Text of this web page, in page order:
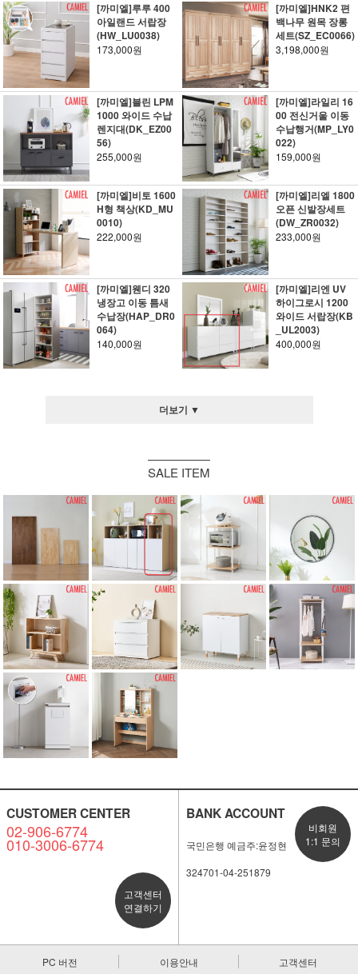
[까미엘]루루 400
아일랜드 서랍장
(HW_LU0038)
173,000원
[까미엘]HNK2 편
백나무 원목 장롱
세트(SZ_EC0066)
3,198,000원
[까미엘]블린 LPM
1000 와이드 수납
렌지대(DK_EZ00
56)
255,000원
[까미엘]라일리 16
00 전신거울 이동
수납행거(MP_LY0
022)
159,000원
[까미엘]비토 1600
H형 책상(KD_MU
0010)
222,000원
[까미엘]리엘 1800
오픈 신발장세트
(DW_ZR0032)
233,000원
[까미엘]웬디 320
냉장고 이동 틈새
수납장(HAP_DR0
064)
140,000원
[까미엘]리엔 UV
하이그로시 1200
와이드 서랍장(KB
_UL2003)
400,000원
더보기 ▼
SALE ITEM
CUSTOMER CENTER
02-906-6774
010-3006-6774
고객센터
연결하기
BANK ACCOUNT
국민은행 예금주:윤정현
324701-04-251879
비회원
1:1 문의
PC 버전 이용안내 고객센터